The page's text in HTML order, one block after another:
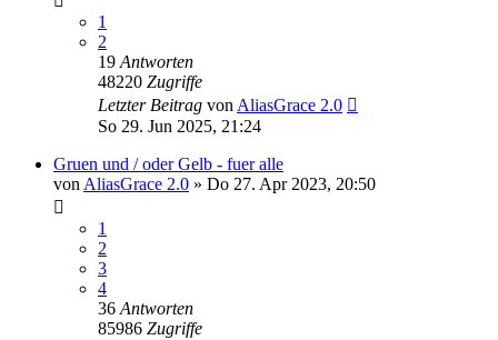
1
2
19 Antworten
48220 Zugriffe
Letzter Beitrag von AliasGrace 2.0
So 29. Jun 2025, 21:24
Gruen und / oder Gelb - fuer alle
von AliasGrace 2.0 » Do 27. Apr 2023, 20:50
1
2
3
4
36 Antworten
85986 Zugriffe